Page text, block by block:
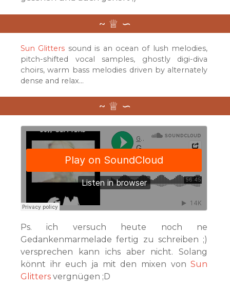
Sun Glitters sound is an ocean of lush melodies,
pitch-shifted vocal samples, ghostly digi-diva
choirs, warm bass melodies driven by alternately
dense and relax…
Ps. ich versuch heute noch ne
Gedankenmarmelade fertig zu schreiben ;)
versprechen kann ichs aber nicht. Solang
könnt ihr euch ja mit den mixen vonSun
Glitters vergnügen ;D